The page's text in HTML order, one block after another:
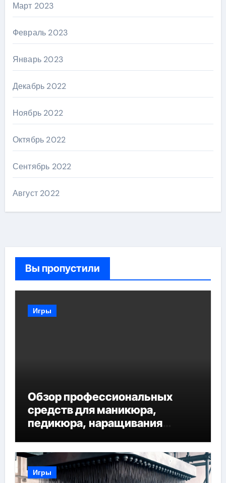
Март 2023
Февраль 2023
Январь 2023
Декабрь 2022
Ноябрь 2022
Октябрь 2022
Сентябрь 2022
Август 2022
Вы пропустили
Игры
Обзор профессиональных
средств для маникюра,
педикюра, наращивания
Игры